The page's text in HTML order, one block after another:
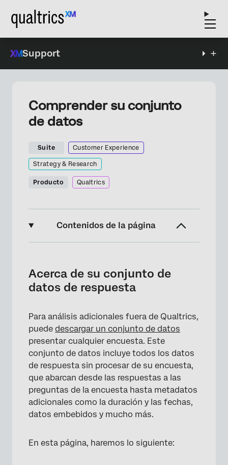
Support
Comprender su conjunto
de datos
Suite Customer Experience
Strategy & Research
Producto Qualtrics
Contenidos de la página
Tipos de conjuntos de datos de respuesta
que se tratan en esta página
Información del encuestado
Respuestas a la pregunta
Resultados de puntuación
Datos embebidos
Datos de aleatorización
Resolución de problemas de un archivo de
Diferencias de formato de fichero
Acerca de su conjunto de
datos de respuesta
Para análisis adicionales fuera de Qualtrics,
puede descargar un conjunto de datos
presentar cualquier encuesta. Este
conjunto de datos incluye todos los datos
de respuesta sin procesar de su encuesta,
que abarcan desde las respuestas a las
preguntas de la encuesta hasta metadatos
adicionales como la duración y las fechas,
datos embebidos y mucho más.
En esta página, haremos lo siguiente: